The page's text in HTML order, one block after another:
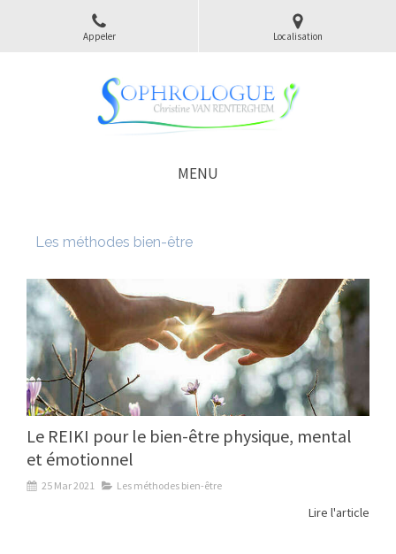
Appeler Localisation
MENU
Les méthodes bien-être
Le REIKI pour le bien-être physique, mental
et émotionnel
25 Mar 2021 Les méthodes bien-être
Lire l'article